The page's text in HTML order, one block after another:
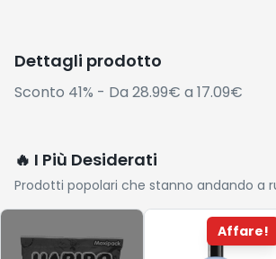
Dettagli prodotto
Sconto 41% - Da 28.99€ a 17.09€
🔥 I Più Desiderati
Prodotti popolari che stanno andando a
Affare!